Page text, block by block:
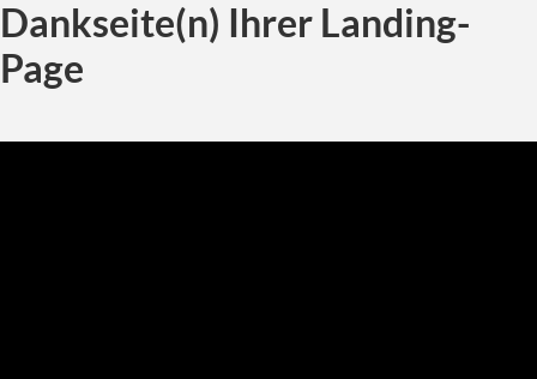
Dankseite(n) Ihrer Landing-
Page